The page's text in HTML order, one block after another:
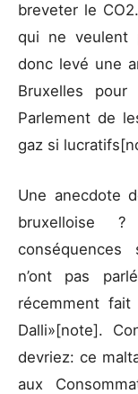
breveter le
qui ne veulent
donc levé une
Bruxelles
Parlement de
gaz si
Une anecdote
bruxelloise
n’ont pas
récemment
Dalli»[note].
devriez: ce
aux